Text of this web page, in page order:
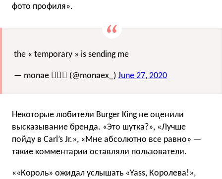
фото профиля».
the « temporary » is sending me
— monae 🧜🏽‍♀️ (@monaex_) June 27, 2020
Некоторые любители Burger King не оценили
высказывание бренда. «Это шутка?», «Лучше
пойду в Carl’s Jr.», «Мне абсолютно все равно» —
такие комментарии оставляли пользователи.
««Король» ожидал услышать «Yass, Королева!»,